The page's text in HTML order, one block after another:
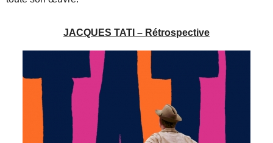
JACQUES TATI – Rétrospective